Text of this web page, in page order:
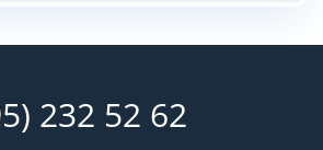
232 52 62